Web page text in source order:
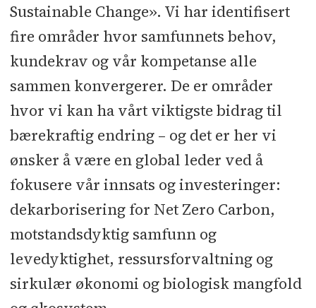
Sustainable Change». Vi har identifisert
fire områder hvor samfunnets behov,
kundekrav og vår kompetanse alle
sammen konvergerer. De er områder
hvor vi kan ha vårt viktigste bidrag til
bærekraftig endring – og det er her vi
ønsker å være en global leder ved å
fokusere vår innsats og investeringer:
dekarborisering for Net Zero Carbon,
motstandsdyktig samfunn og
levedyktighet, ressursforvaltning og
sirkulær økonomi og biologisk mangfold